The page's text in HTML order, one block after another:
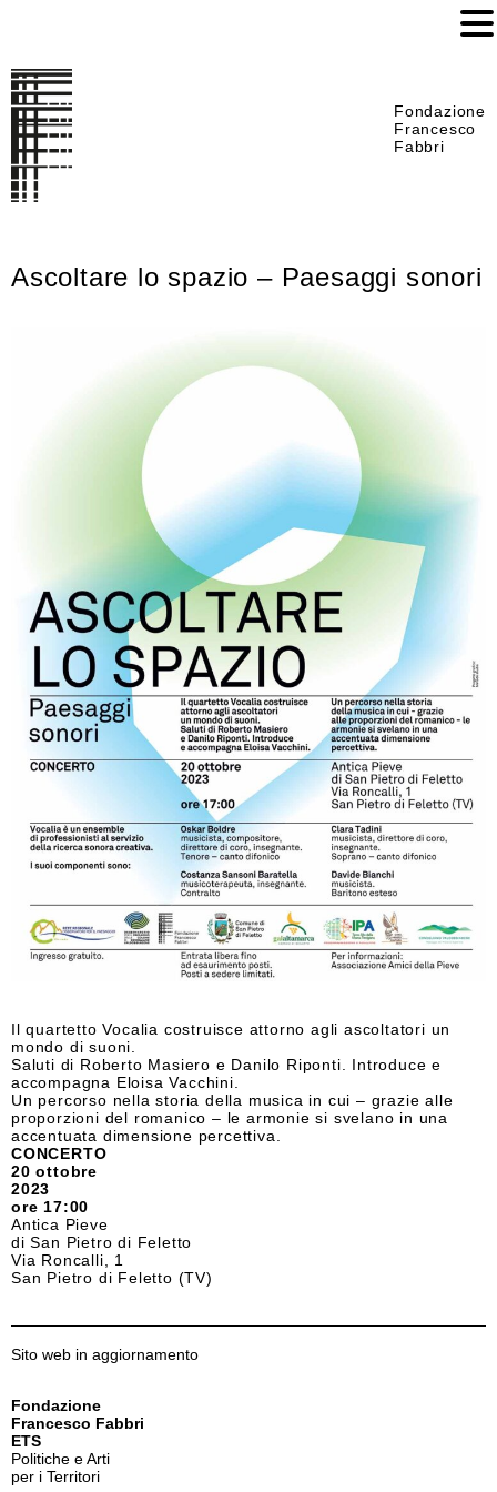
Fondazione
Francesco
Fabbri
Ascoltare lo spazio – Paesaggi sonori
Il quartetto Vocalia costruisce attorno agli ascoltatori un
mondo di suoni.
Saluti di Roberto Masiero e Danilo Riponti. Introduce e
accompagna Eloisa Vacchini.
Un percorso nella storia della musica in cui – grazie alle
proporzioni del romanico – le armonie si svelano in una
accentuata dimensione percettiva.
CONCERTO
20 ottobre
2023
ore 17:00
Antica Pieve
di San Pietro di Feletto
Via Roncalli, 1
San Pietro di Feletto (TV)
Sito web in aggiornamento
Fondazione
Francesco Fabbri
ETS
Politiche e Arti
per i Territori